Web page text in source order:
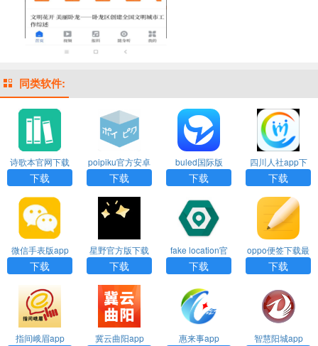
同类软件:
诗歌本官网下载
下载
poipiku官方安卓
下载
下载
buled国际版
下载
四川人社app下
载官网版
下载
微信手表版app
下载
下载
星野官方版下载
下载
fake location官
网版下载
下载
oppo便签下载最
新版
下载
指间峨眉app 冀云曲阳app 惠来事app 智慧阳城app